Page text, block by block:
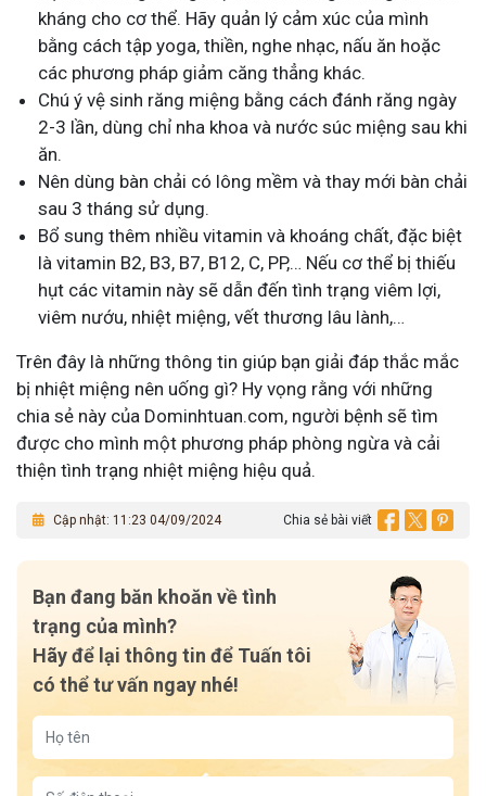
kháng cho cơ thể. Hãy quản lý cảm xúc của mình
bằng cách tập yoga, thiền, nghe nhạc, nấu ăn hoặc
các phương pháp giảm căng thẳng khác.
Chú ý vệ sinh răng miệng bằng cách đánh răng ngày
2-3 lần, dùng chỉ nha khoa và nước súc miệng sau khi
ăn.
Nên dùng bàn chải có lông mềm và thay mới bàn chải
sau 3 tháng sử dụng.
Bổ sung thêm nhiều vitamin và khoáng chất, đặc biệt
là vitamin B2, B3, B7, B12, C, PP,… Nếu cơ thể bị thiếu
hụt các vitamin này sẽ dẫn đến tình trạng viêm lợi,
viêm nướu, nhiệt miệng, vết thương lâu lành,…
Trên đây là những thông tin giúp bạn giải đáp thắc mắc
bị nhiệt miệng nên uống gì? Hy vọng rằng với những
chia sẻ này của Dominhtuan.com, người bệnh sẽ tìm
được cho mình một phương pháp phòng ngừa và cải
thiện tình trạng nhiệt miệng hiệu quả.
Cập nhật: 11:23 04/09/2024 Chia sẻ bài viết
Bạn đang băn khoăn về tình
trạng của mình?
Hãy để lại thông tin để Tuấn tôi
có thể tư vấn ngay nhé!